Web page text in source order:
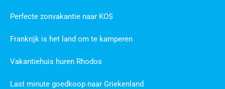
Perfecte zonvakantie naar KOS
Frankrijk is het land om te kamperen
Vakantiehuis huren Rhodos
Last minute goedkoop naar Griekenland